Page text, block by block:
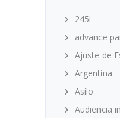
245i
advance
Ajuste de
Argentina
Asilo
Audiencia